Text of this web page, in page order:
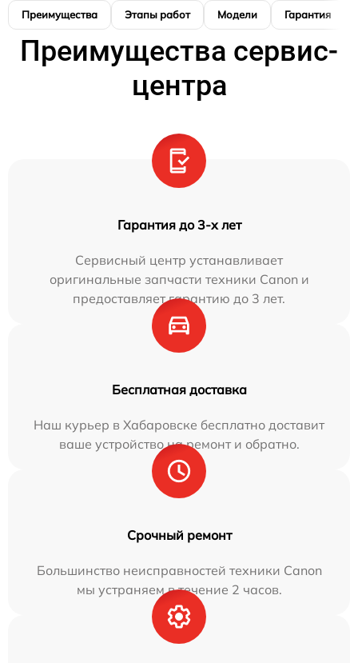
Преимущества Этапы работ Модели Гарантия
Преимущества сервис-
центра
Гарантия до 3-х лет
Сервисный центр устанавливает
оригинальные запчасти техники Canon и
предоставляет гарантию до 3 лет.
Бесплатная доставка
Наш курьер в Хабаровске бесплатно доставит
ваше устройство на ремонт и обратно.
Срочный ремонт
Большинство неисправностей техники Canon
мы устраняем в течение 2 часов.